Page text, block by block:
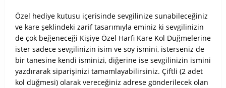
Özel hediye kutusu içerisinde sevgilinize sunabileceğiniz
ve kare şeklindeki zarif tasarımıyla eminiz ki sevgilinizin
de çok beğeneceği Kişiye Özel Harfi Kare Kol Düğmelerine
ister sadece sevgilinizin isim ve soy ismini, isterseniz de
bir tanesine kendi isminizi, diğerine ise sevgilinizin ismini
yazdırarak siparişinizi tamamlayabilirsiniz. Çiftli (2 adet
kol düğmesi) olarak vereceğiniz adrese gönderilecek olan